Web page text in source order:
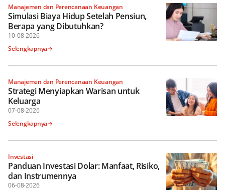
Manajemen dan Perencanaan Keuangan
Simulasi Biaya Hidup Setelah Pensiun,
Berapa yang Dibutuhkan?
10-08-2026
Selengkapnya
Manajemen dan Perencanaan Keuangan
Strategi Menyiapkan Warisan untuk
Keluarga
07-08-2026
Selengkapnya
Investasi
Panduan Investasi Dolar: Manfaat, Risiko,
dan Instrumennya
06-08-2026